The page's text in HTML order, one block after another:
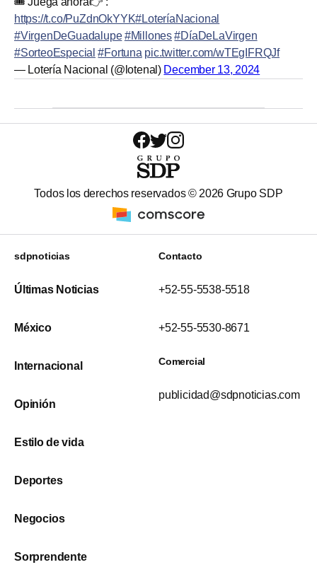
https://t.co/PuZdnOkYYK#LoteríaNacional
#VirgenDeGuadalupe #Millones #DíaDeLaVirgen
#SorteoEspecial #Fortuna pic.twitter.com/wTEgIFRQJf
— Lotería Nacional (@lotenal) December 13, 2024
Todos los derechos reservados © 2026 Grupo SDP
sdpnoticias
Últimas Noticias
México
Internacional
Opinión
Estilo de vida
Deportes
Negocios
Sorprendente
Contacto
+52-55-5538-5518
+52-55-5530-8671
Comercial
publicidad@sdpnoticias.com